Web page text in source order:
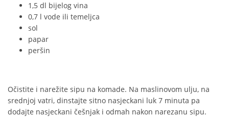
1,5 dl bijelog vina
0,7 l vode ili temeljca
sol
papar
peršin
Očistite i narežite sipu na komade. Na maslinovom ulju, na
srednjoj vatri, dinstajte sitno nasjeckani luk 7 minuta pa
dodajte nasjeckani češnjak i odmah nakon narezanu sipu.